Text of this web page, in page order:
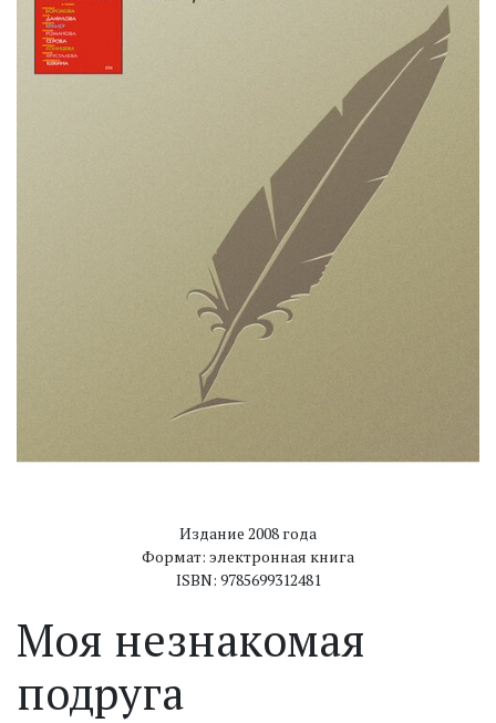
Издание 2008 года
Формат: электронная книга
ISBN: 9785699312481
Моя незнакомая
подруга